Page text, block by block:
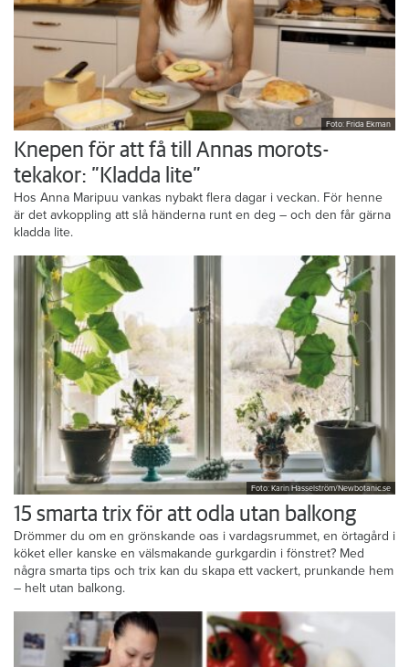
Foto: Frida Ekman
Knepen för att få till Annas morots-
tekakor: ”Kladda lite”
Hos Anna Maripuu vankas nybakt flera dagar i veckan. För henne
är det avkoppling att slå händerna runt en deg – och den får gärna
kladda lite.
Foto: Karin Hasselström/Newbotanic.se
15 smarta trix för att odla utan balkong
Drömmer du om en grönskande oas i vardagsrummet, en örtagård i
köket eller kanske en välsmakande gurkgardin i fönstret? Med
några smarta tips och trix kan du skapa ett vackert, prunkande hem
– helt utan balkong.